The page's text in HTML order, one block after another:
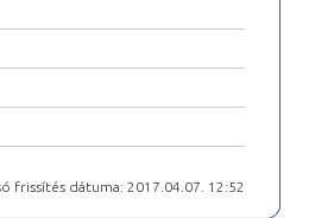
frissítés dátuma: 2017.04.07. 12:52